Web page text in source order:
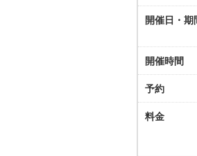
開催日・期
開催時間
予約
料金